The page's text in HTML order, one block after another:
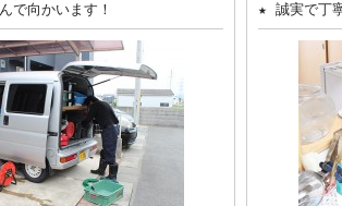
で向かいます！ ★ 誠実で丁